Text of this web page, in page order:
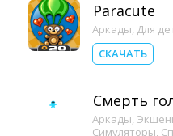
Paracute
Аркады, Для
СКАЧАТЬ
Смерть
Аркады,
Симуляторы,